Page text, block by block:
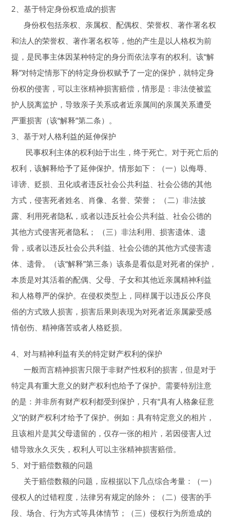
2、基于特定身份权造成的损害
身份权包括亲权、亲属权、配偶权、荣誉权、著作署名权
和法人的荣誉权、著作署名权等，他的产生是以人格权为前
提，是民事主体因某种特定的身分而依法享有的权利。该“解
释”对特定情形下的特定身份权赋予了一定的保护，就特定身
份权的侵害，可以主张精神损害赔偿，情形是：非法使被监
护人脱离监护，导致亲子关系或者近亲属间的亲属关系遭受
严重损害（该“解释”第二条）。
3、基于对人格利益的延伸保护
民事权利主体的权利始于出生，终于死亡。对于死亡后的
权利，该解释给予了延伸保护。情形如下：（一）以侮辱、
诽谤、贬损、丑化或者违反社会公共利益、社会公德的其他
方式，侵害死者姓名、肖像、名誉、荣誉； （二）非法披
露、利用死者隐私，或者以违反社会公共利益、社会公德的
其他方式侵害死者隐私； （三）非法利用、损害遗体、遗
骨，或者以违反社会公共利益、社会公德的其他方式侵害遗
体、遗骨。（该“解释”第三条）该条是看似是对死者的保护，
本质是对其活着的配偶、父母、子女和其他近亲属精神利益
和人格尊严的保护。在侵权类型上，同样属于以违反公序良
俗的方式致人损害，损害后果则表现为对死者近亲属蒙受感
情创伤、精神痛苦或者人格贬损。
4、对与精神利益有关的特定财产权利的保护
一般而言精神损害只限于非财产性权利的损害，但是对于
特定具有重大意义的财产权利也给予了保护。需要特别注意
的是：并非所有财产权利都受到保护，只有“具有人格象征意
义”的财产权利才给予了保护。例如：具有特定意义的相片，
且该相片是其父母遗留的，仅存一张的相片，若因侵害人过
错导致永久灭失，权利人可以主张精神损害赔偿。
5、对于赔偿数额的问题
关于赔偿数额的问题，应​根据以下几点综合考量：（一）
侵权人的过错程度，法律另有规定的除外；（二）侵害的手
段、场合、行为方式等具体情节；（三）侵权行为所造成的